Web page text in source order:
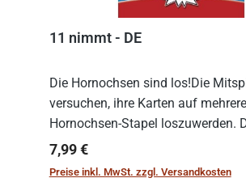
11 nimmt - DE
Die Hornochsen sind los!Die
versuchen, ihre Karten auf mehrere
Hornochsen-Stapel loszuwerden.
kniffliger als gedacht, denn die
zwischen ausgespielter Karte und
Regulärer Preis:
7,99 €
Preise inkl. MwSt. zzgl. Versandkosten